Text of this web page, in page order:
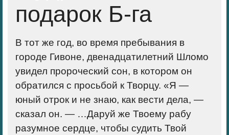
подарок Б-га
В тот же год, во время пребывания в
городе Гивоне, двенадцатилетний Шломо
увидел пророческий сон, в котором он
обратился с просьбой к Творцу. «Я —
юный отрок и не знаю, как вести дела, —
сказал он. — …Даруй же Твоему рабу
разумное сердце, чтобы судить Твой